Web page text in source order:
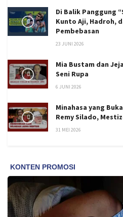
Di Balik Panggung
Kunto Aji, Hadroh,
Pembebasan
23 JUNI 2026
Mia Bustam dan
Seni Rupa
6 JUNI 2026
Minahasa yang
Remy Silado,
31 MEI 2026